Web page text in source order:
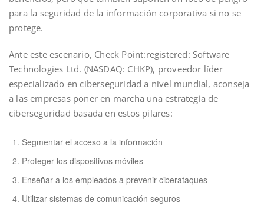
para la seguridad de la información corporativa si no se
protege.
Ante este escenario, Check Point:registered: Software
Technologies Ltd. (NASDAQ: CHKP), proveedor líder
especializado en ciberseguridad a nivel mundial, aconseja
a las empresas poner en marcha una estrategia de
ciberseguridad basada en estos pilares:
Segmentar el acceso a la información
Proteger los dispositivos móviles
Enseñar a los empleados a prevenir ciberataques
Utilizar sistemas de comunicación seguros